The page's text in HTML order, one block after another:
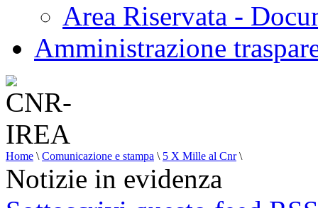
Area Riservata -
Amministrazione
Home \ Comunicazione e stampa \ 5 X Mille al Cnr \
Notizie in evidenza